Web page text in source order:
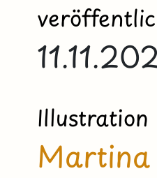
Illustration
Martina